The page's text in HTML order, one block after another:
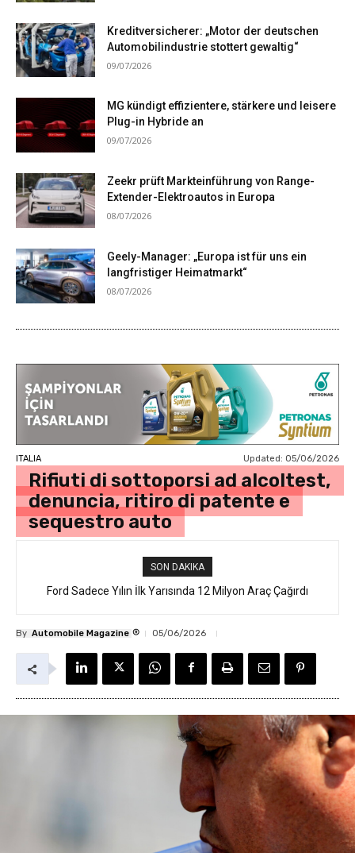
Kreditversicherer: „Motor der deutschen
Automobilindustrie stottert gewaltig“
09/07/2026
MG kündigt effizientere, stärkere und leisere
Plug-in Hybride an
09/07/2026
Zeekr prüft Markteinführung von Range-
Extender-Elektroautos in Europa
08/07/2026
Geely-Manager: „Europa ist für uns ein
langfristiger Heimatmarkt“
08/07/2026